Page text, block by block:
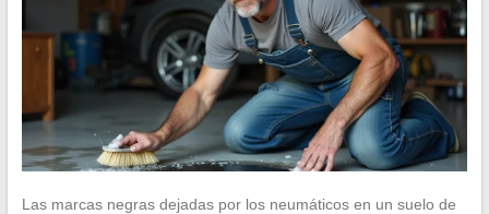
Las marcas negras dejadas por los neumáticos en un suelo de